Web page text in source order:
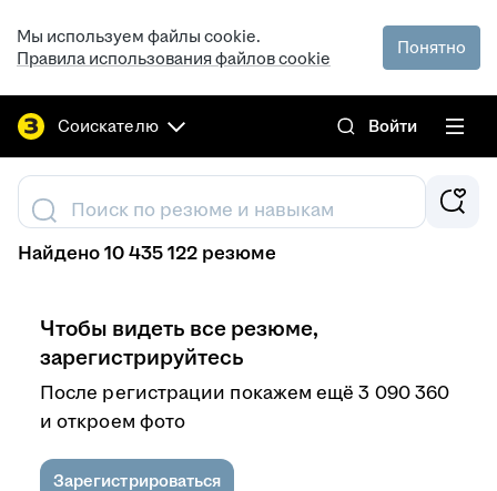
Мы используем файлы cookie.
Правила использования файлов cookie
Понятно
Соискателю Войти
Поиск по резюме и навыкам
Найдено 10 435 122 резюме
Чтобы видеть все резюме,
зарегистрируйтесь
После регистрации покажем ещё 3 090 360
и откроем фото
Зарегистрироваться